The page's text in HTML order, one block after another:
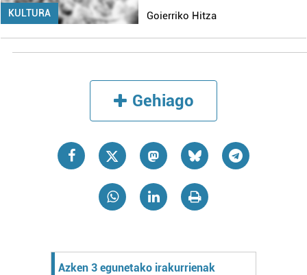
KULTURA Goierriko Hitza
Gehiago
Azken 3 egunetako irakurrienak